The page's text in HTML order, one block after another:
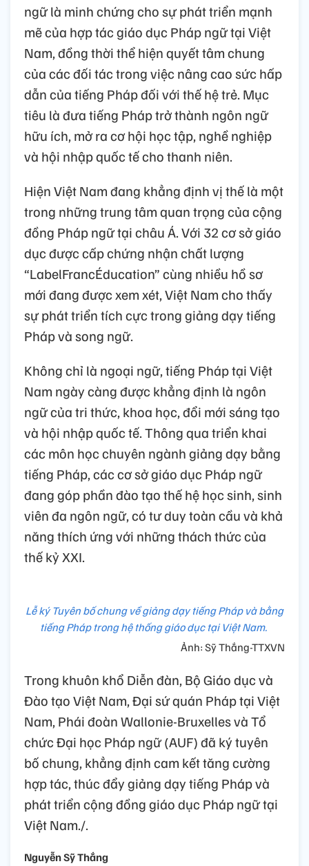
ngữ là minh chứng cho sự phát triển mạnh
mẽ của hợp tác giáo dục Pháp ngữ tại Việt
Nam, đồng thời thể hiện quyết tâm chung
của các đối tác trong việc nâng cao sức hấp
dẫn của tiếng Pháp đối với thế hệ trẻ. Mục
tiêu là đưa tiếng Pháp trở thành ngôn ngữ
hữu ích, mở ra cơ hội học tập, nghề nghiệp
và hội nhập quốc tế cho thanh niên.
Hiện Việt Nam đang khẳng định vị thế là một
trong những trung tâm quan trọng của cộng
đồng Pháp ngữ tại châu Á. Với 32 cơ sở giáo
dục được cấp chứng nhận chất lượng
“LabelFrancÉducation” cùng nhiều hồ sơ
mới đang được xem xét, Việt Nam cho thấy
sự phát triển tích cực trong giảng dạy tiếng
Pháp và song ngữ.
Không chỉ là ngoại ngữ, tiếng Pháp tại Việt
Nam ngày càng được khẳng định là ngôn
ngữ của tri thức, khoa học, đổi mới sáng tạo
và hội nhập quốc tế. Thông qua triển khai
các môn học chuyên ngành giảng dạy bằng
tiếng Pháp, các cơ sở giáo dục Pháp ngữ
đang góp phần đào tạo thế hệ học sinh, sinh
viên đa ngôn ngữ, có tư duy toàn cầu và khả
năng thích ứng với những thách thức của
thế kỷ XXI.
Lễ ký Tuyên bố chung về giảng dạy tiếng Pháp và bằng
tiếng Pháp trong hệ thống giáo dục tại Việt Nam.
Ảnh: Sỹ Thắng-TTXVN
Trong khuôn khổ Diễn đàn, Bộ Giáo dục và
Đào tạo Việt Nam, Đại sứ quán Pháp tại Việt